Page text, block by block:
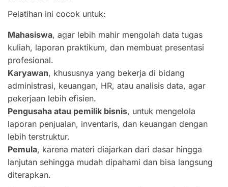
Pelatihan ini cocok untuk:
Mahasiswa, agar lebih mahir mengolah data tugas
kuliah, laporan praktikum, dan membuat presentasi
profesional.
Karyawan, khususnya yang bekerja di bidang
administrasi, keuangan, HR, atau analisis data, agar
pekerjaan lebih efisien.
Pengusaha atau pemilik bisnis, untuk mengelola
laporan penjualan, inventaris, dan keuangan dengan
lebih terstruktur.
Pemula, karena materi diajarkan dari dasar hingga
lanjutan sehingga mudah dipahami dan bisa langsung
diterapkan.